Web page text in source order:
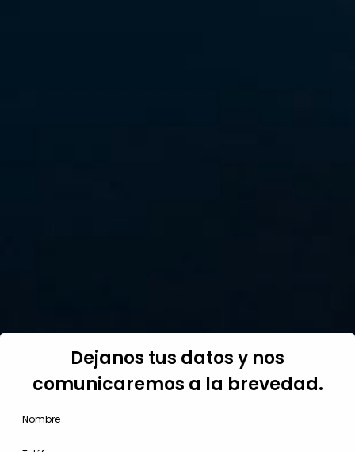
Dejanos tus datos y nos
comunicaremos a la brevedad.